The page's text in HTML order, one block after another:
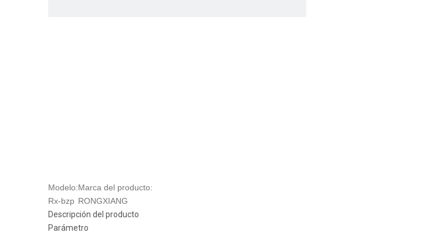
Modelo:
Rx-bzp
Marca del producto:
RONGXIANG
Descripción del producto
Parámetro